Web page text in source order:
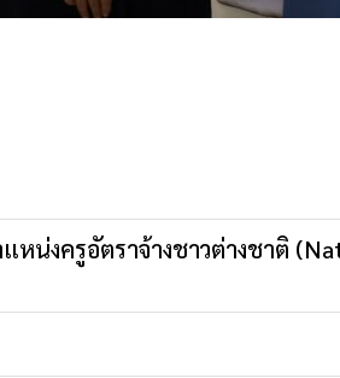
หน่งครูอัตราจ้างชาวต่างชาติ